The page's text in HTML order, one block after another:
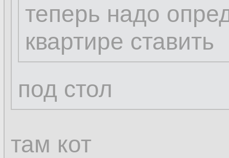
теперь надо
квартире ставить
под стол
там кот